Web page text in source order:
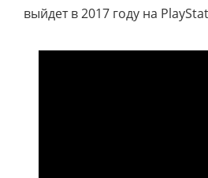
выйдет в 2017 году на